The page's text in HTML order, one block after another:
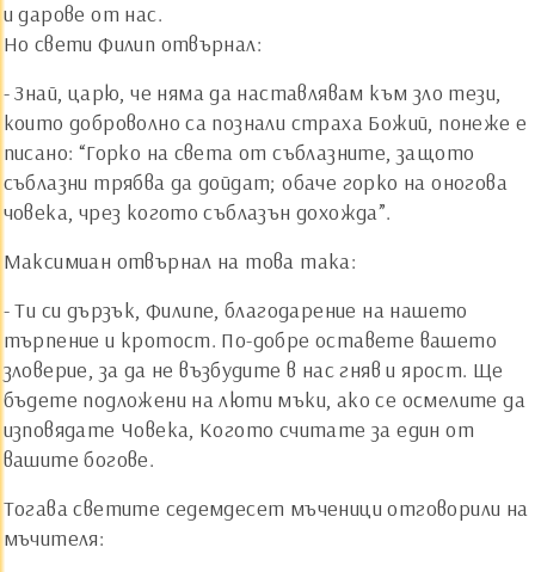
и дарове от нас.
Но свети Филип отвърнал:
- Знай, царю, че няма да наставлявам към зло тези,
които доброволно са познали страха Божий, понеже е
писано: “Горко на света от съблазните, защото
съблазни трябва да дойдат; обаче горко на оногова
човека, чрез когото съблазън дохожда”.
Максимиан отвърнал на това така:
- Ти си дързък, Филипе, благодарение на нашето
търпение и кротост. По-добре оставете вашето
зловерие, за да не възбудите в нас гняв и ярост. Ще
бъдете подложени на люти мъки, ако се осмелите да
изповядате Човека, Когото считате за един от
вашите богове.
Тогава светите седемдесет мъченици отговорили на
мъчителя: